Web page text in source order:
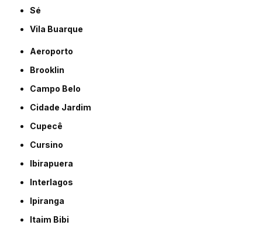
Sé
Vila Buarque
Aeroporto
Brooklin
Campo Belo
Cidade Jardim
Cupecê
Cursino
Ibirapuera
Interlagos
Ipiranga
Itaim Bibi